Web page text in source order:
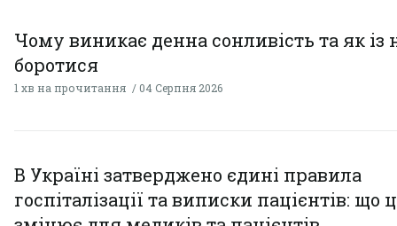
Чому виникає денна сонливість та як із
боротися
1 хв на прочитання 04 Серпня 2026
В Україні затверджено єдині правила
госпіталізації та виписки пацієнтів: що